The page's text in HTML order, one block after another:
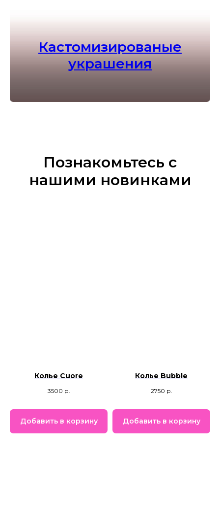
Кастомизированые
украшения
Познакомьтесь с
нашими новинками
Колье Cuore
3500 р.
Добавить в корзину
Колье Bubble
2750 р.
Добавить в корзину